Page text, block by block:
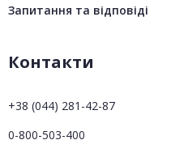
Запитання та відповіді
Контакти
+38 (044) 281-42-87
0-800-503-400